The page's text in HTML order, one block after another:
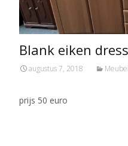
Blank eiken
augustus 7, 2018
prijs 50 euro